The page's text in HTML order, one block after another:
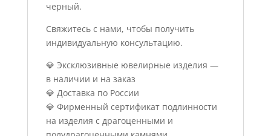
черный.
Свяжитесь с нами, чтобы получить
индивидуальную консультацию.
💎 Эксклюзивные ювелирные изделия —
в наличии и на заказ
💎 Доставка по России
💎 Фирменный сертификат подлинности
на изделия с драгоценными и